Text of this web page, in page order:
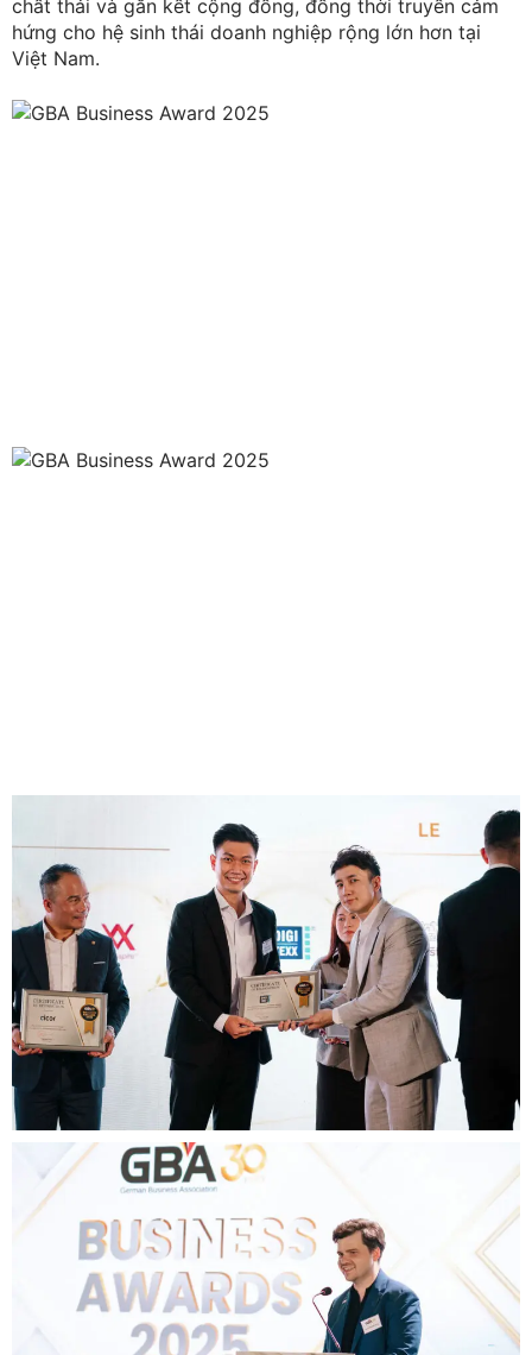
chất thải và gắn kết cộng đồng, đồng thời truyền cảm
hứng cho hệ sinh thái doanh nghiệp rộng lớn hơn tại
Việt Nam.